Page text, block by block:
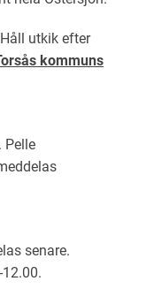
utkik efter
kommuns
Pelle
senare.